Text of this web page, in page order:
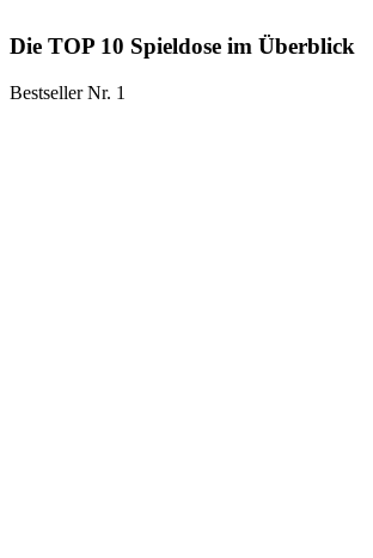
Die TOP 10 Spieldose im Überblick
Bestseller Nr. 1